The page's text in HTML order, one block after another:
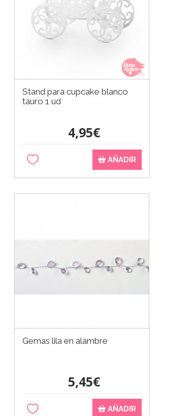
Stand para cupcake blanco
tauro 1 ud
4,95€
AÑADIR
Gemas lila en alambre
5,45€
AÑADIR